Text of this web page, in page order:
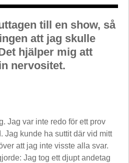
till en show, så
att jag skulle
hjälper mig att
nervositet.
Jag var inte redo för ett prov
Jag kunde ha suttit där vid mitt
att jag inte visste alla svar.
Jag tog ett djupt andetag